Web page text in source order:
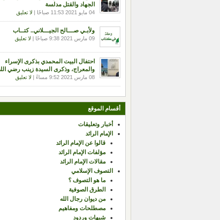
الجهاد والقتل مدلسة
04 مايو 2021 11:53 صباحًا | لا تعليق
ولأبـي صـــالح الجيـــلاني.. كتــاب
09 مارس 2021 9:38 صباحًا | لا تعليق
احتفال البيت المحمدي بذكرى الإسراء
والمعراج، وذكرى السيدة زينب رضي
08 مارس 2021 9:52 مساءً | لا تعليق
أقسام الموقع
أخبار وتعليقات
الإمام الرائد
قالوا عن الإمام الرائد
مؤلفات الإمام الرائد
مقالات الإمام الرائد
التصوف الإسلامي
ما هو التصوف ؟
الطرق الصوفية
من ديوان رجال الله
مصطلحات ومفاهيم
شبهات وردود